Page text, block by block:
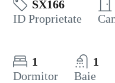
SX166
ID Proprietate
1
Dormitor
1
Baie